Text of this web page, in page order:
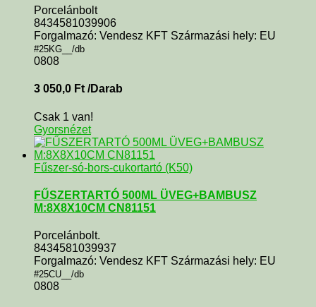
Porcelánbolt
8434581039906
Forgalmazó: Vendesz KFT Származási hely: EU
#25KG__/db
0808
3 050,0 Ft /Darab
Csak 1 van!
Gyorsnézet
Fűszer-só-bors-cukortartó (K50)
FŰSZERTARTÓ 500ML ÜVEG+BAMBUSZ
M:8X8X10CM CN81151
Porcelánbolt.
8434581039937
Forgalmazó: Vendesz KFT Származási hely: EU
#25CU__/db
0808